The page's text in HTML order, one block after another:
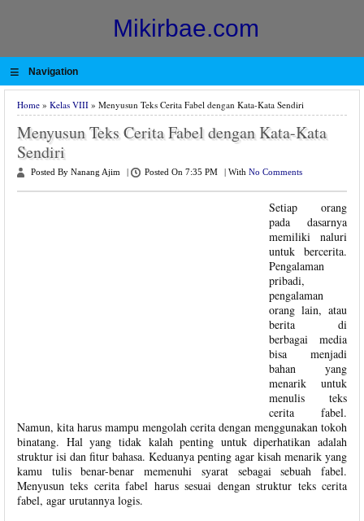
Mikirbae.com
≡ Navigation
Home » Kelas VIII » Menyusun Teks Cerita Fabel dengan Kata-Kata Sendiri
Menyusun Teks Cerita Fabel dengan Kata-Kata
Sendiri
Posted By Nanang Ajim Posted On 7:35 PM With No Comments
Setiap orang
pada dasarnya
memiliki naluri
untuk bercerita.
Pengalaman
pribadi,
pengalaman
orang lain, atau
berita di
berbagai media
bisa menjadi
bahan yang
menarik untuk
menulis teks
cerita fabel.
Namun, kita harus mampu mengolah cerita dengan menggunakan tokoh
binatang. Hal yang tidak kalah penting untuk diperhatikan adalah
struktur isi dan fitur bahasa. Keduanya penting agar kisah menarik yang
kamu tulis benar-benar memenuhi syarat sebagai sebuah fabel.
Menyusun teks cerita fabel harus sesuai dengan struktur teks cerita
fabel, agar urutannya logis.